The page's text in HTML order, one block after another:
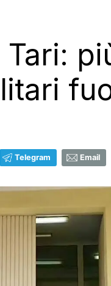
Telegram Email